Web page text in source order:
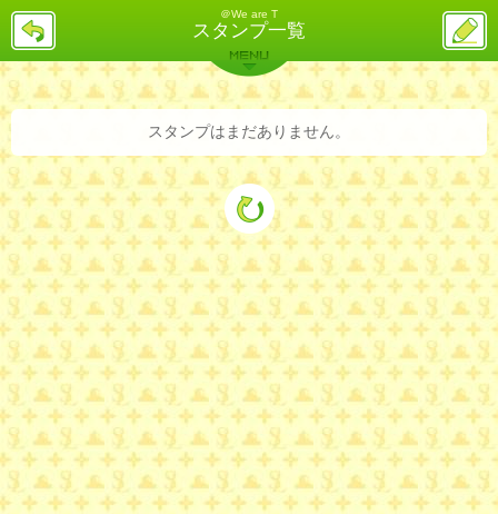
＠We are T
スタンプ一覧
戻
ス
投
稿
バックナンバー 詳細検索 ランキング
MENU
スタンプはまだありません。